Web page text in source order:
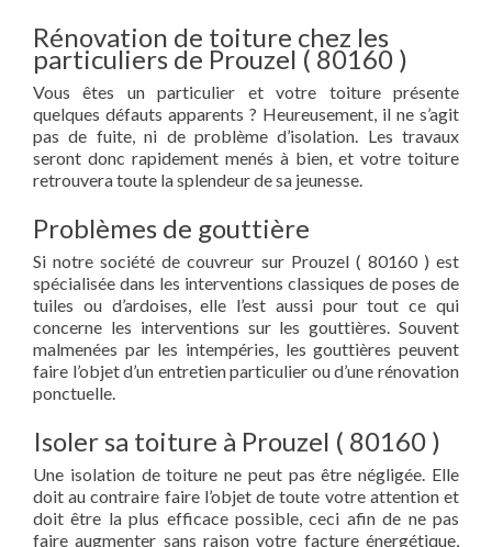
Rénovation de toiture chez les
particuliers de Prouzel ( 80160 )
Vous êtes un particulier et votre toiture présente
quelques défauts apparents ? Heureusement, il ne s’agit
pas de fuite, ni de problème d’isolation. Les travaux
seront donc rapidement menés à bien, et votre toiture
retrouvera toute la splendeur de sa jeunesse.
Problèmes de gouttière
Si notre société de couvreur sur Prouzel ( 80160 ) est
spécialisée dans les interventions classiques de poses de
tuiles ou d’ardoises, elle l’est aussi pour tout ce qui
concerne les interventions sur les gouttières. Souvent
malmenées par les intempéries, les gouttières peuvent
faire l’objet d’un entretien particulier ou d’une rénovation
ponctuelle.
Isoler sa toiture à Prouzel ( 80160 )
Une isolation de toiture ne peut pas être négligée. Elle
doit au contraire faire l’objet de toute votre attention et
doit être la plus efficace possible, ceci afin de ne pas
faire augmenter sans raison votre facture énergétique,